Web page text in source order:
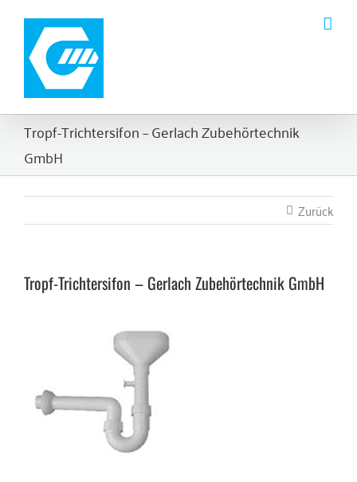
Inhalt
springen
Tropf-Trichtersifon – Gerlach Zubehörtechnik
GmbH
Zurück
Tropf-Trichtersifon – Gerlach Zubehörtechnik GmbH